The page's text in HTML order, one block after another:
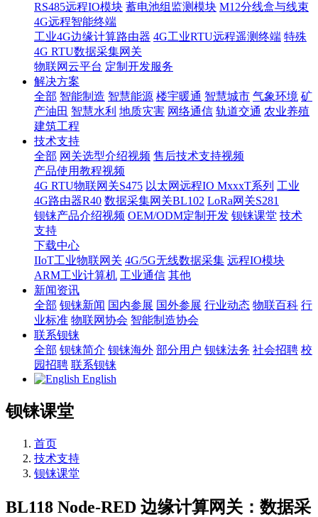
RS485远程IO模块 蓄电池组监测模块 M12分线盒与线束
4G远程智能终端
工业4G边缘计算路由器 4G工业RTU远程遥测终端 特殊
4G RTU数据采集网关
物联网云平台 定制开发服务
解决方案
全部 智能制造 智慧能源 楼宇暖通 智慧城市 气象环境 矿
产油田 智慧水利 地质灾害 网络通信 轨道交通 农业养殖
建筑工程
技术支持
全部 网关选型介绍视频 售后技术支持视频
产品使用教程视频
4G RTU物联网关S475 以太网远程IO MxxxT系列 工业
4G路由器R40 数据采集网关BL102 LoRa网关S281
钡铼产品介绍视频 OEM/ODM定制开发 钡铼课堂 技术
支持
下载中心
IIoT工业物联网关 4G/5G无线数据采集 远程IO模块
ARM工业计算机 工业通信 其他
新闻资讯
全部 钡铼新闻 国内参展 国外参展 行业动态 物联百科 行
业标准 物联网协会 智能制造协会
联系钡铼
全部 钡铼简介 钡铼海外 部分用户 钡铼法务 社会招聘 校
园招聘 联系钡铼
English
钡铼课堂
首页
技术支持
钡铼课堂
BL118 Node-RED 边缘计算网关：数据采